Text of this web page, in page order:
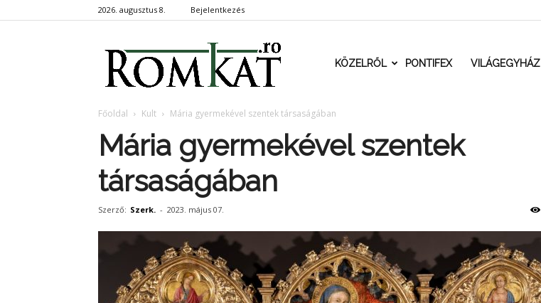
2026. augusztus 8. Bejelentkezés
RomKat.roKÖZELRŐL PONTIFEX VILÁGEGYHÁZ
Főoldal Kult Mária gyermekével szentek társaságában
Mária gyermekével szentek
társaságában
Szerző: Szerk. - 2023. május 07.